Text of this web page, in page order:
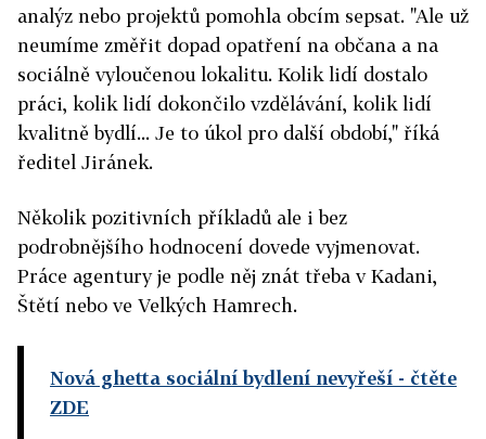
analýz nebo projektů pomohla obcím sepsat. "Ale už
neumíme změřit dopad opatření na občana a na
sociálně vyloučenou lokalitu. Kolik lidí dostalo
práci, kolik lidí dokončilo vzdělávání, kolik lidí
kvalitně bydlí... Je to úkol pro další období," říká
ředitel Jiránek.
Několik pozitivních příkladů ale i bez
podrobnějšího hodnocení dovede vyjmenovat.
Práce agentury je podle něj znát třeba v Kadani,
Štětí nebo ve Velkých Hamrech.
Nová ghetta sociální bydlení nevyřeší - čtěte
ZDE